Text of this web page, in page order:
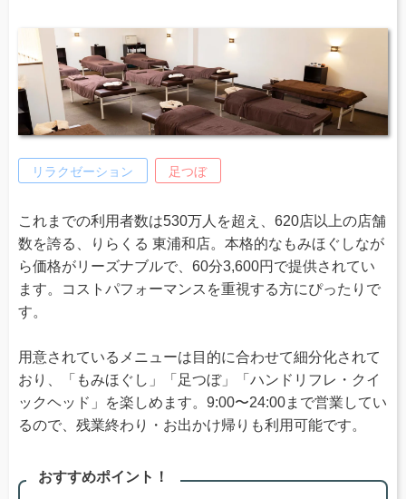
リラクゼーション 足つぼ
これまでの利用者数は530万人を超え、620店以上の店舗
数を誇る、りらくる 東浦和店。本格的なもみほぐしなが
ら価格がリーズナブルで、60分3,600円で提供されてい
ます。コストパフォーマンスを重視する方にぴったりで
す。
用意されているメニューは目的に合わせて細分化されて
おり、「もみほぐし」「足つぼ」「ハンドリフレ・クイ
ックヘッド」を楽しめます。9:00〜24:00まで営業してい
るので、残業終わり・お出かけ帰りも利用可能です。
おすすめポイント！